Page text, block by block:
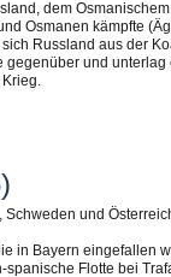
dem
Osmanen kämpfte
Russland aus der
und
und
in Bayern eingefallen
Flotte bei